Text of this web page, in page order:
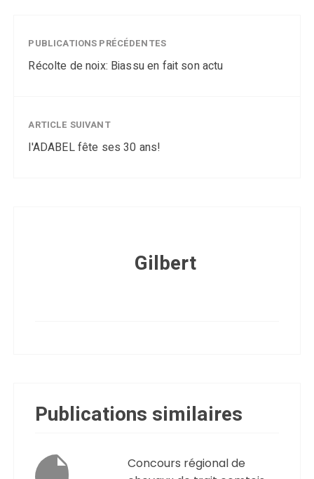
PUBLICATIONS PRÉCÉDENTES
Récolte de noix: Biassu en fait son actu
ARTICLE SUIVANT
l'ADABEL fête ses 30 ans!
Gilbert
Publications similaires
Concours régional de